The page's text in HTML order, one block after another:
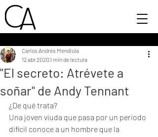
"El secreto: Atrévete a
soñar" de Andy Tennant
Carlos Andrés Mendiola
12 abr 2020 1 min de lectura
¿De qué trata?
Una joven viuda que pasa por un periodo
difícil conoce a un hombre que la